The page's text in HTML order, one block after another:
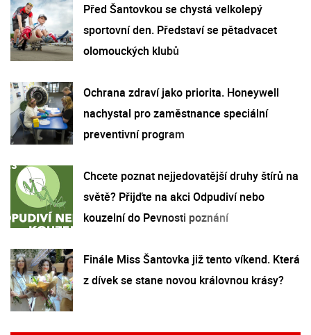
Před Šantovkou se chystá velkolepý
sportovní den. Představí se pětadvacet
olomouckých klubů
Ochrana zdraví jako priorita. Honeywell
nachystal pro zaměstnance speciální
preventivní program
Chcete poznat nejjedovatější druhy štírů na
světě? Přijďte na akci Odpudiví nebo
kouzelní do Pevnosti poznání
Finále Miss Šantovka již tento víkend. Která
z dívek se stane novou královnou krásy?